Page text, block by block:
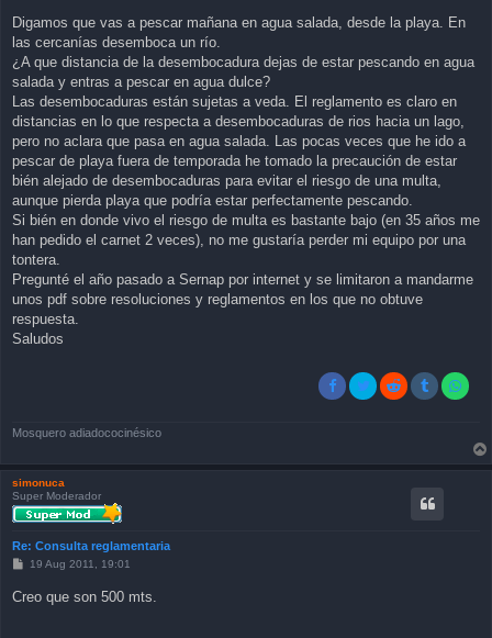
t
Digamos que vas a pescar mañana en agua salada, desde la playa. En
las cercanías desemboca un río.
¿A que distancia de la desembocadura dejas de estar pescando en agua
salada y entras a pescar en agua dulce?
Las desembocaduras están sujetas a veda. El reglamento es claro en
distancias en lo que respecta a desembocaduras de rios hacia un lago,
pero no aclara que pasa en agua salada. Las pocas veces que he ido a
pescar de playa fuera de temporada he tomado la precaución de estar
bién alejado de desembocaduras para evitar el riesgo de una multa,
aunque pierda playa que podría estar perfectamente pescando.
Si bién en donde vivo el riesgo de multa es bastante bajo (en 35 años me
han pedido el carnet 2 veces), no me gustaría perder mi equipo por una
tontera.
Pregunté el año pasado a Sernap por internet y se limitaron a mandarme
unos pdf sobre resoluciones y reglamentos en los que no obtuve
respuesta.
Saludos
Mosquero adiadococinésico
simonuca
Super Moderador
Re: Consulta reglamentaria
P
t
19 Aug 2011, 19:01
Creo que son 500 mts.